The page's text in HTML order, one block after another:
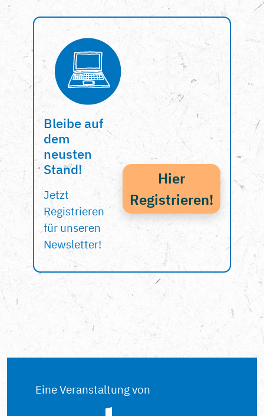
Bleibe auf
dem
neusten
Stand!
Jetzt
Registrieren
für unseren
Newsletter!
Hier
Registrieren!
Eine Veranstaltung von